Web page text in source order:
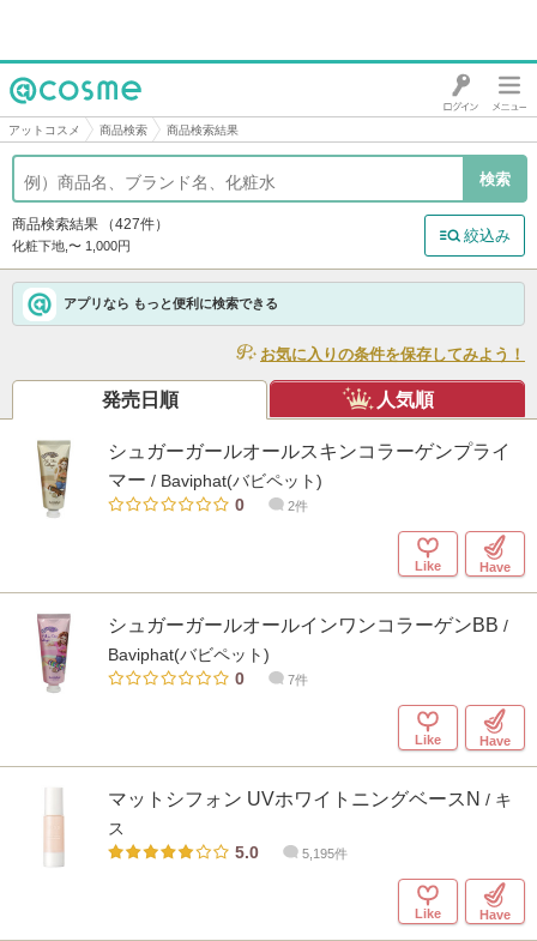
@cosme
アットコスメ 商品検索 商品検索結果
商品検索結果 （427件）
化粧下地,〜 1,000円
絞込み
アプリなら もっと便利に検索できる
お気に入りの条件を保存してみよう！
発売日順 人気順
シュガーガールオールスキンコラーゲンプライ
マー / Baviphat(バビペット)
0
2件
Like Have
シュガーガールオールインワンコラーゲンBB /
Baviphat(バビペット)
0
7件
Like Have
マットシフォン UVホワイトニングベースN / キ
ス
5.0
5,195件
Like Have